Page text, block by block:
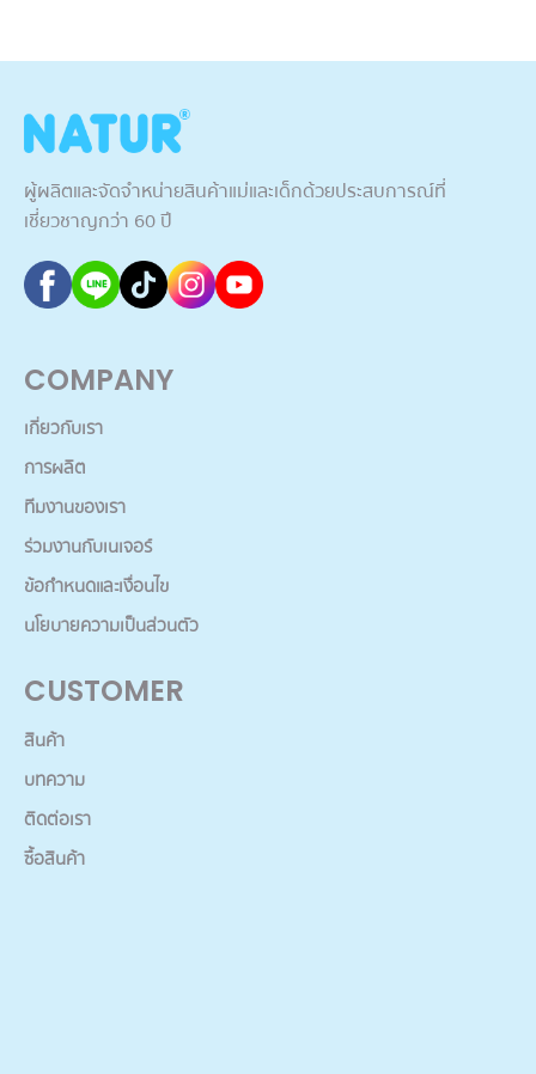
ผู้ผลิตและจัดจำหน่ายสินค้าแม่และเด็กด้วยประสบการณ์ที่
เชี่ยวชาญกว่า 60 ปี
COMPANY
เกี่ยวกับเรา
การผลิต
ทีมงานของเรา
ร่วมงานกับเนเจอร์
ข้อกำหนดและเงื่อนไข
นโยบายความเป็นส่วนตัว
CUSTOMER
สินค้า
บทความ
ติดต่อเรา
ซื้อสินค้า